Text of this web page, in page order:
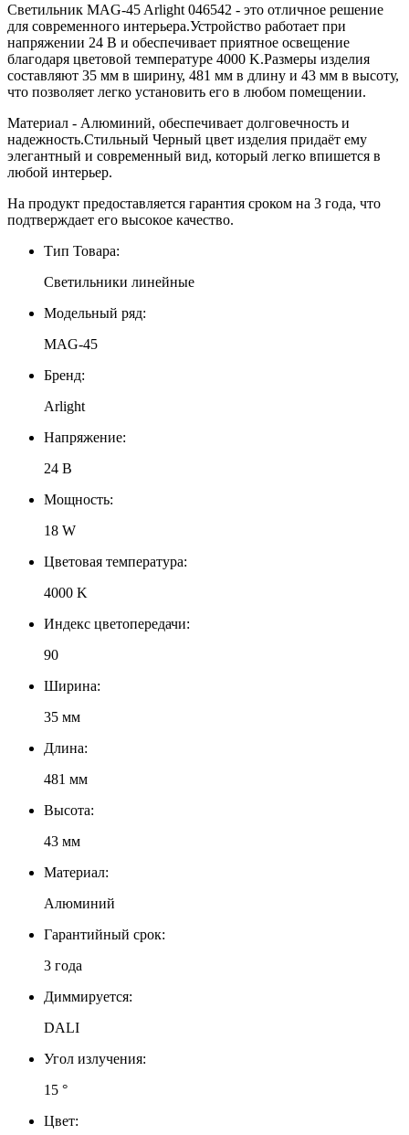
Светильник MAG-45 Arlight 046542 - это отличное решение
для современного интерьера.Устройство работает при
напряжении 24 В и обеспечивает приятное освещение
благодаря цветовой температуре 4000 K.Размеры изделия
составляют 35 мм в ширину, 481 мм в длину и 43 мм в высоту,
что позволяет легко установить его в любом помещении.
Материал - Алюминий, обеспечивает долговечность и
надежность.Стильный Черный цвет изделия придаёт ему
элегантный и современный вид, который легко впишется в
любой интерьер.
На продукт предоставляется гарантия сроком на 3 года, что
подтверждает его высокое качество.
Тип Товара:
Светильники линейные
Модельный ряд:
MAG-45
Бренд:
Arlight
Напряжение:
24 В
Мощность:
18 W
Цветовая температура:
4000 K
Индекс цветопередачи:
90
Ширина:
35 мм
Длина:
481 мм
Высота:
43 мм
Материал:
Алюминий
Гарантийный срок:
3 года
Диммируется:
DALI
Угол излучения:
15 °
Цвет: